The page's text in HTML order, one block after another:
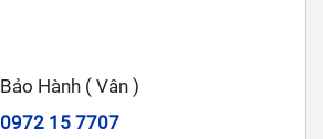
Bảo Hành ( Vân )
0972 15 7707